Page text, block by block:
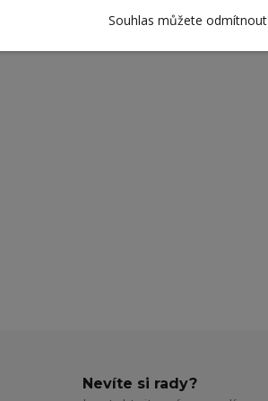
Nevíte si rady?
Souhlas můžete odmítnout